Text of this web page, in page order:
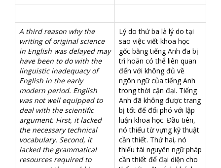
A third reason why the
writing of original science
in English was delayed may
have been to do with the
linguistic inadequacy of
English in the early
modern period. English
was not well equipped to
deal with the scientific
argument. First, it lacked
the necessary technical
vocabulary. Second, it
lacked the grammatical
resources required to
Lý do thứ ba là lý do tại
sao việc viết khoa học
gốc bằng tiếng Anh đã bị
trì hoãn có thể liên quan
đến với không đủ về
ngôn ngữ của tiếng Anh
trong thời cận đại. Tiếng
Anh đã không được trang
bị tốt để đối phó với lập
luận khoa học. Đầu tiên,
nó thiếu từ vựng kỹ thuật
cần thiết. Thứ hai, nó
thiếu tài nguyên ngữ pháp
cần thiết để đại diện cho